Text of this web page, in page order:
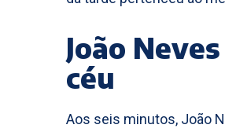
João
céu
Aos seis minutos, João